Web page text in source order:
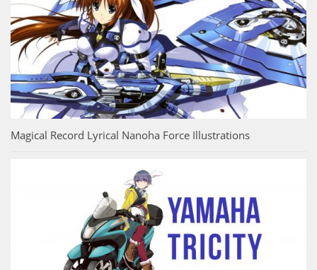
Magical Record Lyrical Nanoha Force Illustrations